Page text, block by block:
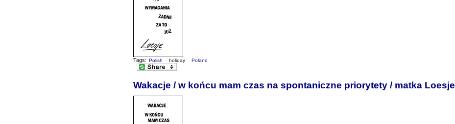
Tags: Polish holiday Poland
Wakacje / w końcu mam czas na spontaniczne priorytety / matka Loesje